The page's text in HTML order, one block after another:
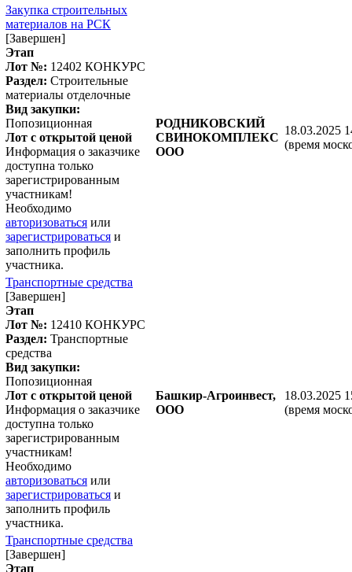
Закупка строительных
материалов на РСК
[Завершен]
Этап
Лот №: 12402 КОНКУРС
Раздел: Строительные
материалы отделочные
Вид закупки:
Попозиционная
Лот с открытой ценой
Информация о заказчике
доступна только
зарегистрированным
участникам!
Необходимо
авторизоваться или
зарегистрироваться и
заполнить профиль
участника.
РОДНИКОВСКИЙ
СВИНОКОМПЛЕКС
ООО
18.03.2025
(время
Транспортные средства
[Завершен]
Этап
Лот №: 12410 КОНКУРС
Раздел: Транспортные
средства
Вид закупки:
Попозиционная
Лот с открытой ценой
Информация о заказчике
доступна только
зарегистрированным
участникам!
Необходимо
авторизоваться или
зарегистрироваться и
заполнить профиль
участника.
Башкир-Агроинвест,
ООО
18.03.2025
(время
Транспортные средства
[Завершен]
Этап